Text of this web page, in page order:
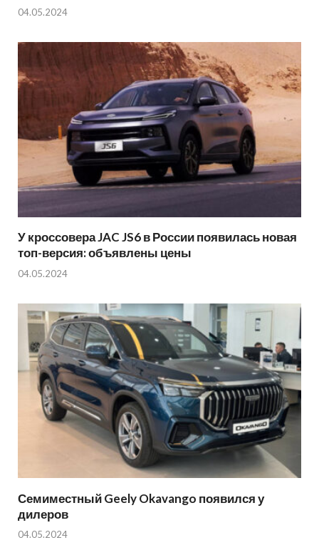
04.05.2024
У кроссовера JAC JS6 в России появилась новая
топ-версия: объявлены цены
04.05.2024
Семиместный Geely Okavango появился у
дилеров
04.05.2024